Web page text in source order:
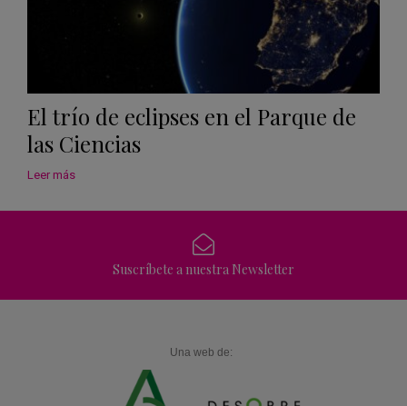
El trío de eclipses en el Parque de
las Ciencias
Leer más
Suscríbete a nuestra Newsletter
Una web de: